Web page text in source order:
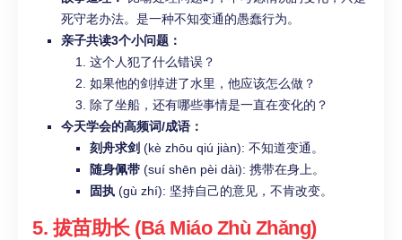
死守老办法。是一种不知变通的愚蠢行为。
亲子共读3个小问题：
这个人犯了什么错误？
如果他的剑掉进了水里，他应该怎么做？
除了坐船，还有哪些事情是一直在变化的？
今天学会的高频词/成语：
刻舟求剑 (kè zhōu qiú jiàn): 不知道变通。
随身佩带 (suí shēn pèi dài): 携带在身上。
固执 (gù zhí): 坚持自己的意见，不肯改变。
5. 拔苗助长 (Bá Miáo Zhù Zhǎng)